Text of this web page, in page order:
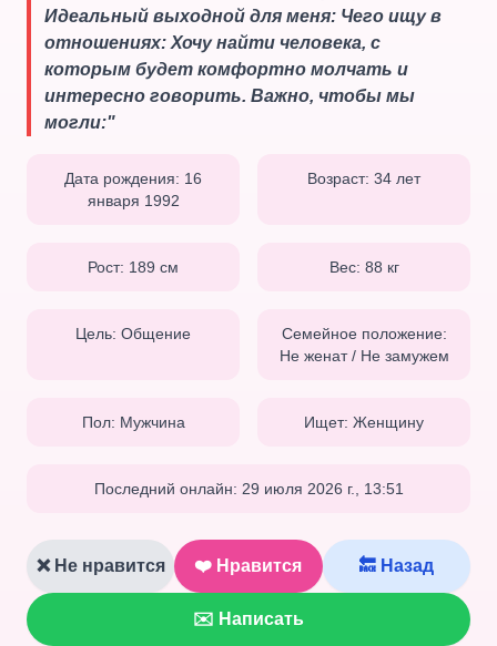
Идеальный выходной для меня: Чего ищу в
отношениях: Хочу найти человека, с
которым будет комфортно молчать и
интересно говорить. Важно, чтобы мы
могли:"
Дата рождения: 16
января 1992
Возраст: 34 лет
Рост: 189 см Вес: 88 кг
Цель: Общение
Семейное положение:
Не женат / Не замужем
Пол: Мужчина Ищет: Женщину
Последний онлайн: 29 июля 2026 г., 13:51
❌ Не нравится ❤️ Нравится 🔙 Назад
✉️ Написать